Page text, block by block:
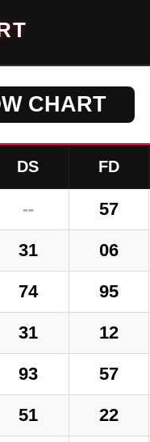
CHART
DS FD
-- 57
31 06
74 95
31 12
93 57
51 22